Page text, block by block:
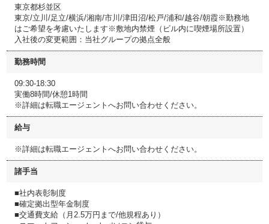
東京都杉並区
東京/立川/足立/横浜/湘南/市川/津田沼/松戸/浦和/越谷/朝霞※勤務地
はご希望を考慮いたします※敷地内禁煙（ビル内に喫煙場所設置）
入社後の変更範囲：当社グループの拠点全般
勤務時間
09:30-18:30
実働8時間/休憩1時間
※詳細は転職エージェントへお問い合わせください。
給与
※詳細は転職エージェントへお問い合わせください。
諸手当
■社内表彰制度
■確定拠出型年金制度
■交通費支給（月2.5万円まで/他規程あり）